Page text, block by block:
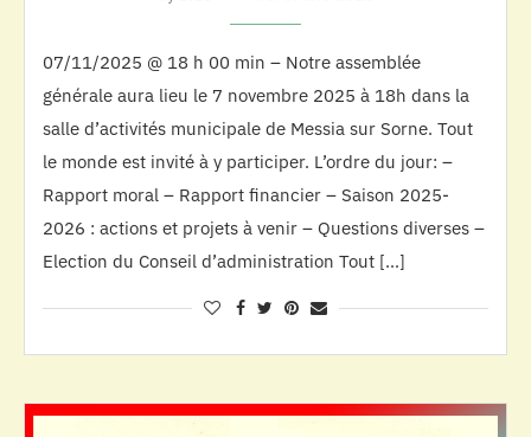
07/11/2025 @ 18 h 00 min – Notre assemblée
générale aura lieu le 7 novembre 2025 à 18h dans la
salle d’activités municipale de Messia sur Sorne. Tout
le monde est invité à y participer. L’ordre du jour: –
Rapport moral – Rapport financier – Saison 2025-
2026 : actions et projets à venir – Questions diverses –
Election du Conseil d’administration Tout […]